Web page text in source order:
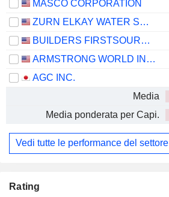
MASCO CORPORATION
ZURN ELKAY WATER SOLUTIONS CORPORATION
BUILDERS FIRSTSOURCE, INC.
ARMSTRONG WORLD INDUSTRIES, INC.
AGC INC.
Media
Media ponderata per Capi.
Vedi tutte le performance del settore
Rating